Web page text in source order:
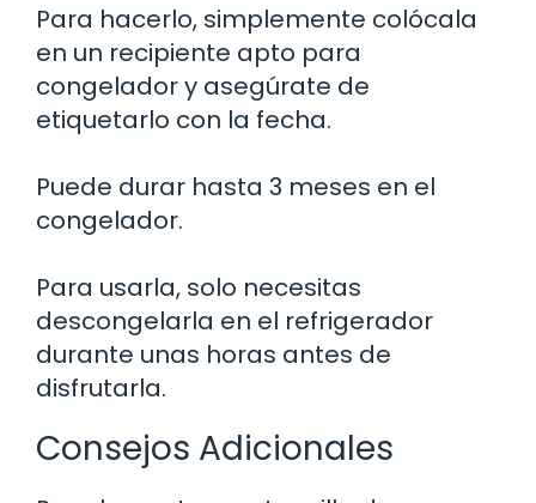
Para hacerlo, simplemente colócala
en un recipiente apto para
congelador y asegúrate de
etiquetarlo con la fecha.
Puede durar hasta 3 meses en el
congelador.
Para usarla, solo necesitas
descongelarla en el refrigerador
durante unas horas antes de
disfrutarla.
Consejos Adicionales